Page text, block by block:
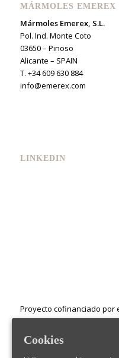
MÁRMOLES EMEREX
Mármoles Emerex, S.L.
Pol. Ind. Monte Coto
03650 – Pinoso
Alicante – SPAIN
T. +34 609 630 884
info@emerex.com
LINKEDIN
Proyecto cofinanciado por
Desarrollo Regional
Operativo FEDER de la
PROGRAMA: AYUDAS A
Cookies